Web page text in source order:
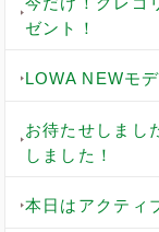
ゼント！
LOWA NEWモ
お待たせしまし
しました！
本日はアクティ